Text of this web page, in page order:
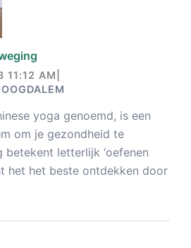
11:12 AM
yoga genoemd, is een
om je gezondheid te
betekent letterlijk ‘oefenen
het het beste ontdekken door